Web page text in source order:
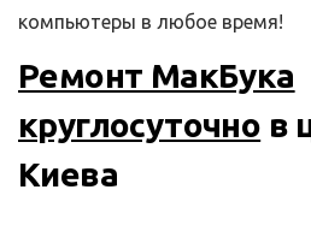
компьютеры в любое время!
Ремонт МакБука
круглосуточно в
Киева